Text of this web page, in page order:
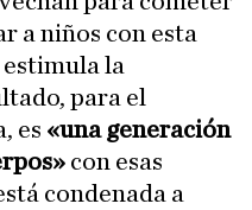
a niños con esta
la
para el
es «una generación
con esas
condenada a